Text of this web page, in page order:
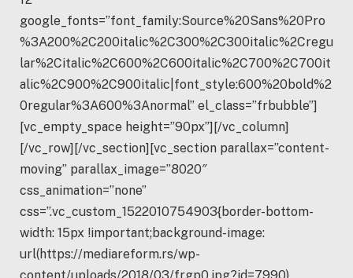
google_fonts=”font_family:Source%20Sans%20Pro
%3A200%2C200italic%2C300%2C300italic%2Cregu
lar%2Citalic%2C600%2C600italic%2C700%2C700it
alic%2C900%2C900italic|font_style:600%20bold%2
0regular%3A600%3Anormal” el_class=”frbubble”]
[vc_empty_space height=”90px”][/vc_column]
[/vc_row][/vc_section][vc_section parallax=”content-
moving” parallax_image=”8020″
css_animation=”none”
css=”.vc_custom_1522010754903{border-bottom-
width: 15px !important;background-image:
url(https://mediareform.rs/wp-